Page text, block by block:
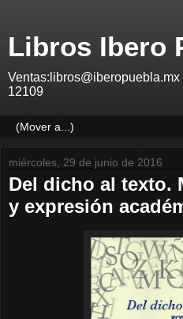
Libros Ibero
12109
miércoles, 29 de junio de 2016
Del dicho al texto.
y expresión